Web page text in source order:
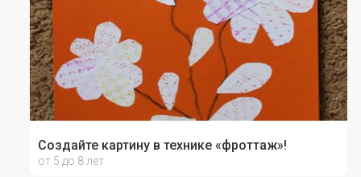
Создайте картину в технике «фроттаж»!
от 5 до 8 лет